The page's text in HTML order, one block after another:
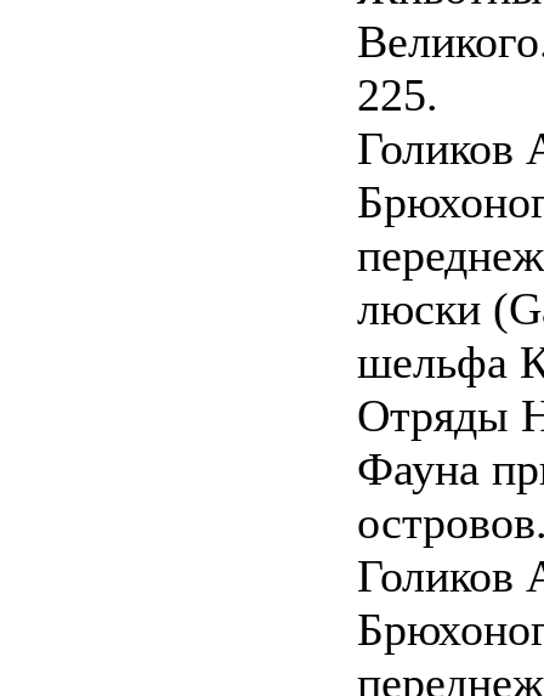
225.
Голиков
люски
шельфа
Отряды
Фауна
Голиков